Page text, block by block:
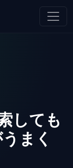
しても
まく